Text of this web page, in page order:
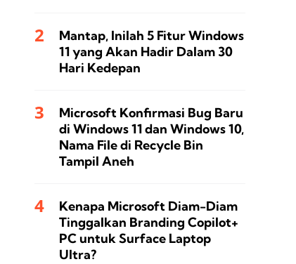
Mantap, Inilah 5 Fitur Windows
11 yang Akan Hadir Dalam 30
Hari Kedepan
Microsoft Konfirmasi Bug Baru
di Windows 11 dan Windows 10,
Nama File di Recycle Bin
Tampil Aneh
Kenapa Microsoft Diam-Diam
Tinggalkan Branding Copilot+
PC untuk Surface Laptop
Ultra?